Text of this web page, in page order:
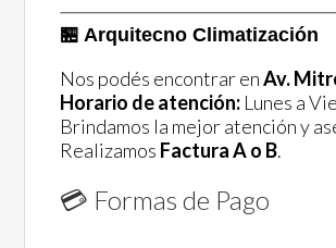
🏪 Arquitecno Climatización
Nos podés encontrar enAv.
Horario de atención: Lunes a
Brindamos la mejor atención y
Realizamos Factura A o B.
💳 Formas de Pago